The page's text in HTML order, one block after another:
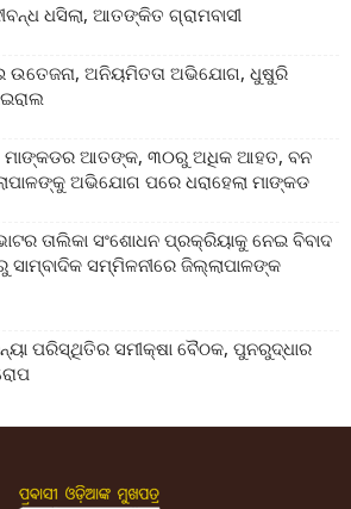
ଧସିଲା, ଆତଙ୍କିତ ଗ୍ରାମବାସୀ
ଉତେଜନା, ଅନିୟମିତତା ଅଭିଯୋଗ, ଧୁଷୁରି
ମାଙ୍କଡର ଆତଙ୍କ, ୩୦ରୁ ଅଧିକ ଆହତ, ବନ
ଅଭିଯୋଗ ପରେ ଧରାହେଲା ମାଙ୍କଡ
ତାଲିକା ସଂଶୋଧନ ପ୍ରକ୍ରିୟାକୁ ନେଇ ବିବାଦ
ସମ୍ମିଳନୀରେ ଜିଲ୍ଲାପାଳଙ୍କ
ପରିସ୍ଥିତିର ସମୀକ୍ଷା ବୈଠକ, ପୁନରୁଦ୍ଧାର